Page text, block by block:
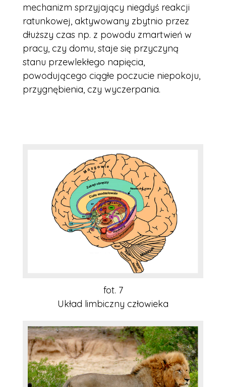
mechanizm sprzyjający niegdyś reakcji
ratunkowej, aktywowany zbytnio przez
dłuższy czas np. z powodu zmartwień w
pracy, czy domu, staje się przyczyną
stanu przewlekłego napięcia,
powodującego ciągłe poczucie niepokoju,
przygnębienia, czy wyczerpania.
fot. 7
Układ limbiczny człowieka